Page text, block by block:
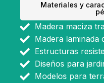
Materiales y
Madera maciza
Madera laminada
Estructuras
Diseños para
Modelos para